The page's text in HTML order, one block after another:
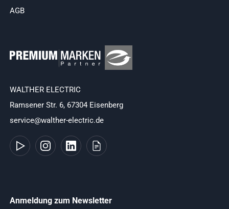
AGB
WALTHER ELECTRIC
Ramsener Str. 6, 67304 Eisenberg
service@walther-electric.de
Anmeldung zum Newsletter